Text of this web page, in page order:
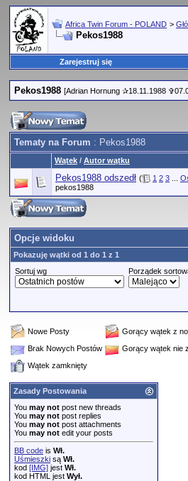
Africa Twin Forum - POLAND >
Pekos1988
Zarejestruj się
Pekos1988 [Adrian Hornung ✰18.11.1988
Tematy na Forum : Pekos1988
Wątek / Autor wątku
Pekos1988 odszedł ( 1 2 3
pekos1988
Opcje widoku
Pokazuję wątki od 1 do 1 z 1
Sortuj wg
Porządek
Nowe Posty
Gorący wątek z
Brak Nowych Postów
Gorący wątek nie
Wątek zamknięty
Zasady Postowania
You may not post new threads
You may not post replies
You may not post attachments
You may not edit your posts
BB code is Wł.
Uśmieszki są Wł.
kod [IMG] jest Wł.
kod HTML jest Wył.